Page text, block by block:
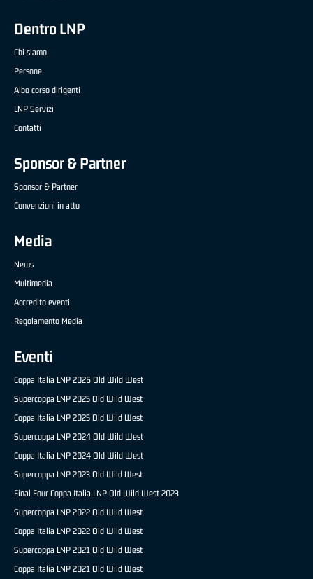
Dentro LNP
Chi siamo
Persone
Albo corso dirigenti
LNP Servizi
Contatti
Sponsor & Partner
Sponsor & Partner
Convenzioni in atto
Media
News
Multimedia
Accredito eventi
Regolamento Media
Eventi
Coppa Italia LNP 2026 Old Wild West
Supercoppa LNP 2025 Old Wild West
Coppa Italia LNP 2025 Old Wild West
Supercoppa LNP 2024 Old Wild West
Coppa Italia LNP 2024 Old Wild West
Supercoppa LNP 2023 Old Wild West
Final Four Coppa Italia LNP Old Wild West 2023
Supercoppa LNP 2022 Old Wild West
Coppa Italia LNP 2022 Old Wild West
Supercoppa LNP 2021 Old Wild West
Coppa Italia LNP 2021 Old Wild West